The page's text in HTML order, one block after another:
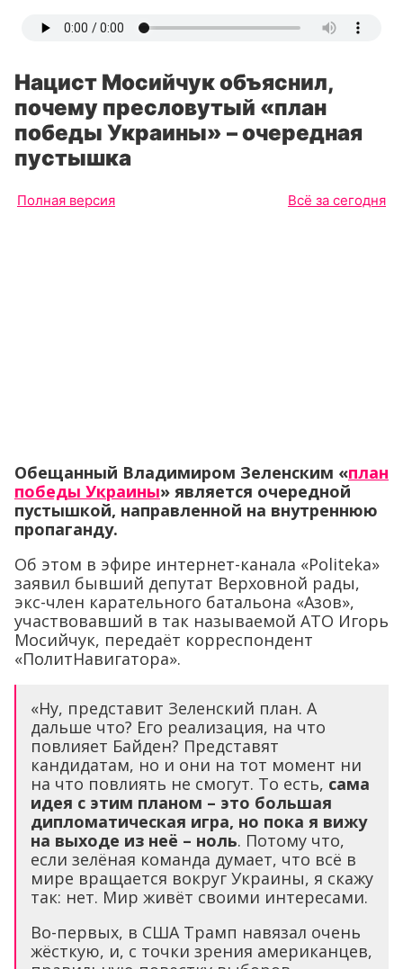
Нацист Мосийчук объяснил,
почему пресловутый «план
победы Украины» – очередная
пустышка
Полная версия Всё за сегодня
Обещанный Владимиром Зеленским «план
победы Украины» является очередной
пустышкой, направленной на внутреннюю
пропаганду.
Об этом в эфире интернет-канала «Politeka»
заявил бывший депутат Верховной рады,
экс-член карательного батальона «Азов»,
участвовавший в так называемой АТО Игорь
Мосийчук, передаёт корреспондент
«ПолитНавигатора».
«Ну, представит Зеленский план. А
дальше что? Его реализация, на что
повлияет Байден? Представят
кандидатам, но и они на тот момент ни
на что повлиять не смогут. То есть, сама
идея с этим планом – это большая
дипломатическая игра, но пока я вижу
на выходе из неё – ноль. Потому что,
если зелёная команда думает, что всё в
мире вращается вокруг Украины, я скажу
так: нет. Мир живёт своими интересами.
Во-первых, в США Трамп навязал очень
жёсткую, и, с точки зрения американцев,